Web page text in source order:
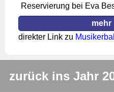
Reservierung bei Eva
mehr
direkter Link zu
zurück ins Jahr